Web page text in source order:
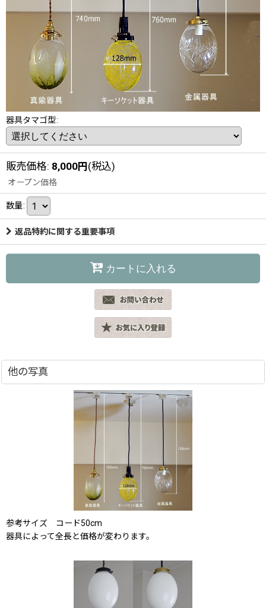
器具タマゴ型:
販売価格: 8,000円(税込)
オープン価格
数量:
返品特約に関する重要事項
カートに入れる
他の写真
参考サイズ コード50cm
器具によって全長と価格が変わります。